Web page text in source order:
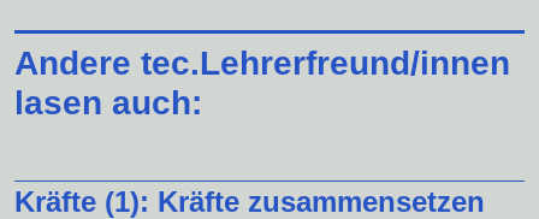
Andere tec.Lehrerfreund/innen
lasen auch:
Kräfte (1): Kräfte zusammensetzen